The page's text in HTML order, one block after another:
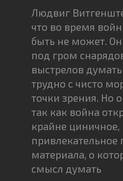
Людвиг
что во время
быть не может. Он
под гром
выстрелов
трудно с чисто
точки зрения. Но
так как война
крайне
привлекательное
материала, о
смысл думать